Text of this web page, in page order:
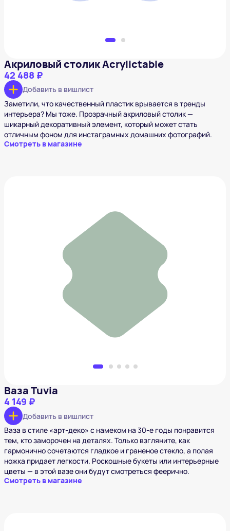
Акриловый столик Acrylictable
42 488 ₽
Добавить в вишлист
Заметили, что качественный пластик врывается в тренды
интерьера? Мы тоже. Прозрачный акриловый столик —
шикарный декоративный элемент, который может стать
отличным фоном для инстаграмных домашних фотографий.
Смотреть в магазине
Ваза Tuvia
4 149 ₽
Добавить в вишлист
Ваза в стиле «арт-деко» с намеком на 30-е годы понравится
тем, кто заморочен на деталях. Только взгляните, как
гармонично сочетаются гладкое и граненое стекло, а полая
ножка придает легкости. Роскошные букеты или интерьерные
цветы — в этой вазе они будут смотреться феерично.
Смотреть в магазине